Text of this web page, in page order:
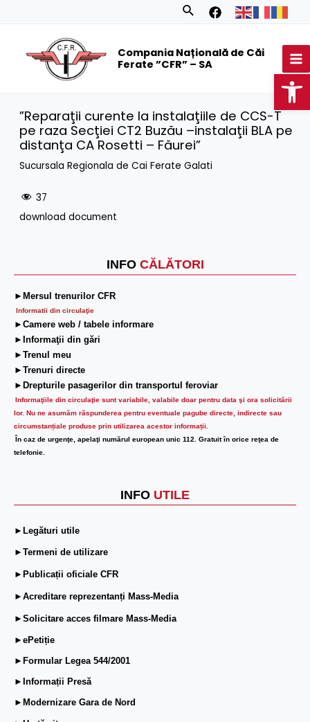
Search
Compania Națională de Căi
Ferate ”CFR” – SA
INFO CĂLĂTORI
►Mersul trenurilor CFR
Informatii din circulaţie
►Camere web / tabele informare
►Informaţii din gări
►Trenul meu
►Trenuri directe
►Drepturile pasagerilor din transportul feroviar
Informaţiile din circulaţie sunt variabile, valabile doar pentru data şi ora solicitării
lor. Nu ne asumăm răspunderea pentru eventuale pagube directe, indirecte sau
circumstanțiale produse prin utilizarea acestor informații.
În caz de urgenţe, apelaţi numărul european unic 112. Gratuit în orice reţea de
telefonie.
INFO UTILE
►Legături utile
►Termeni de utilizare
►Publicații oficiale CFR
►Acreditare reprezentanți Mass-Media
►Solicitare acces filmare Mass-Media
►ePetiție
►Formular Legea 544/2001
►Informații Presă
►Modernizare Gara de Nord
”Reparaţii curente la instalaţiile de CCS-T
pe raza Secţiei CT2 Buzău –instalaţii BLA pe
distanţa CA Rosetti – Făurei”
Sucursala Regionala de Cai Ferate Galati
37
download document